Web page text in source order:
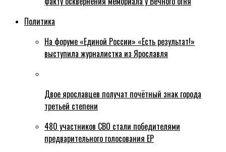
Политика
На форуме «Единой России» «Есть результат!»
выступила журналистка из Ярославля
Двое ярославцев получат почётный знак города
третьей степени
480 участников СВО стали победителями
предварительного голосования ЕР